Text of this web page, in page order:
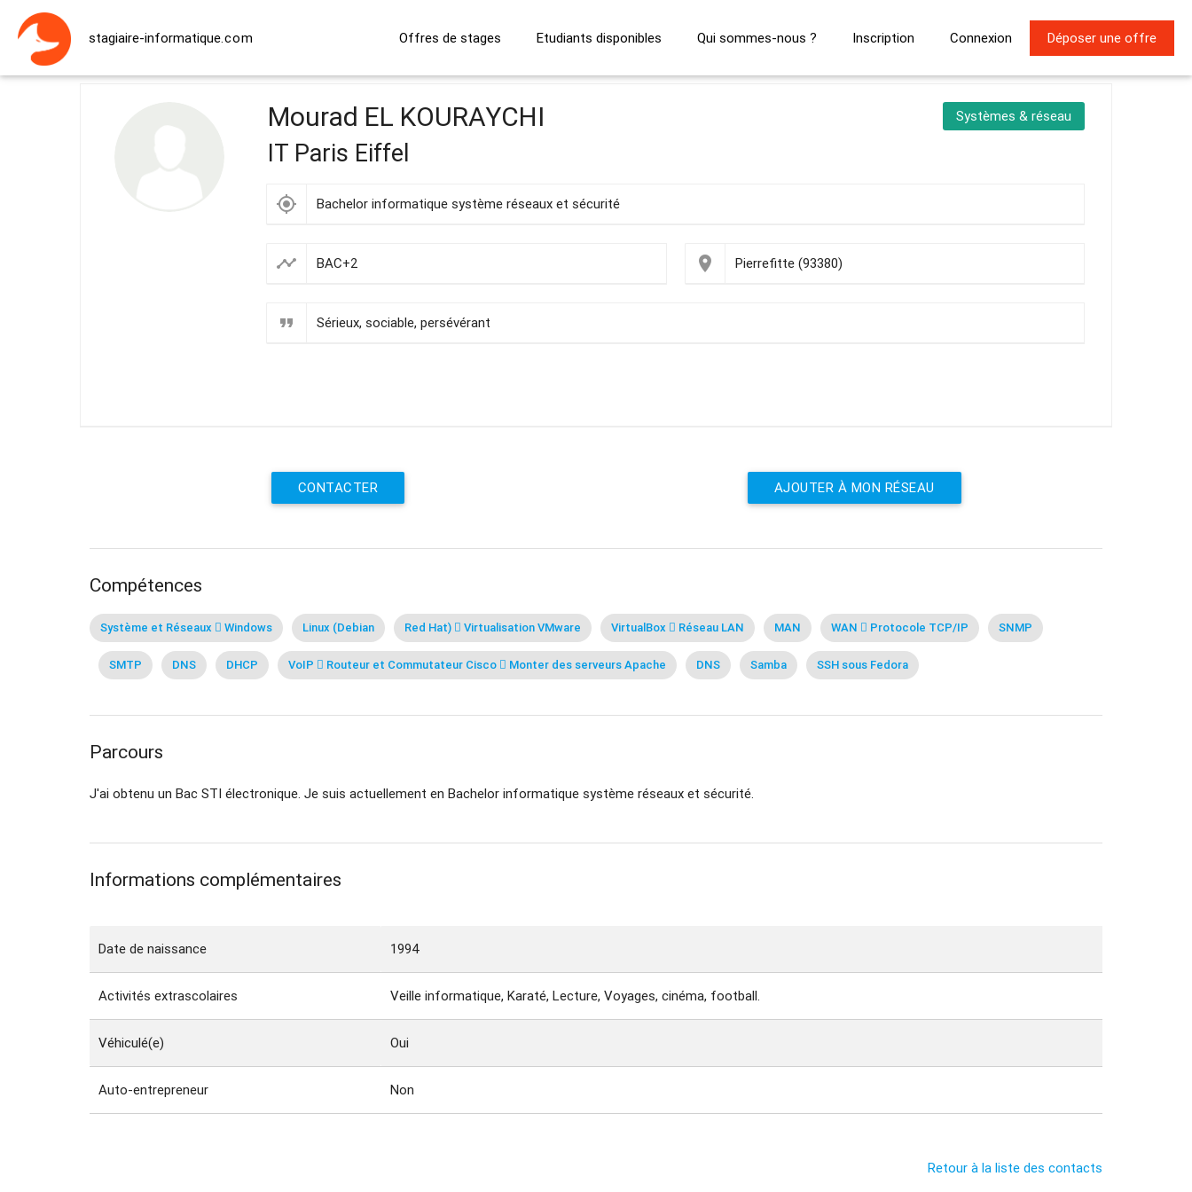
stagiaire-informatique.com Offres de stages Etudiants disponibles Qui sommes-nous ? Inscription Connexion Déposer une offre
Mourad EL KOURAYCHI
IT Paris Eiffel
Systèmes & réseau
my_location Bachelor informatique système réseaux et sécurité
timeline BAC+2 place Pierrefitte (93380)
format_quote Sérieux, sociable, persévérant
CONTACTER AJOUTER À MON RÉSEAU
Compétences
Système et Réseaux  Windows Linux (Debian Red Hat)  Virtualisation VMware VirtualBox  Réseau LAN MAN WAN  Protocole TCP/IP SNMP
SMTP DNS DHCP VoIP  Routeur et Commutateur Cisco  Monter des serveurs Apache DNS Samba SSH sous Fedora
Parcours
J'ai obtenu un Bac STI électronique. Je suis actuellement en Bachelor informatique système réseaux et sécurité.
Informations complémentaires
Date de naissance 1994
Activités extrascolaires Veille informatique, Karaté, Lecture, Voyages, cinéma, football.
Véhiculé(e) Oui
Auto-entrepreneur Non
Retour à la liste des contacts